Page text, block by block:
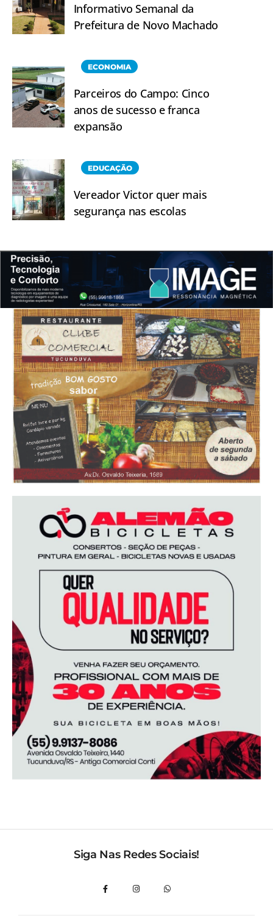
Informativo Semanal da
Prefeitura de Novo Machado
ECONOMIA
Parceiros do Campo: Cinco
anos de sucesso e franca
expansão
EDUCAÇÃO
Vereador Victor quer mais
segurança nas escolas
Siga Nas Redes Sociais!